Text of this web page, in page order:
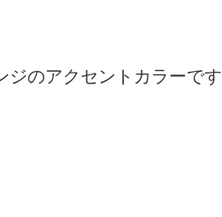
ジのアクセントカラーです